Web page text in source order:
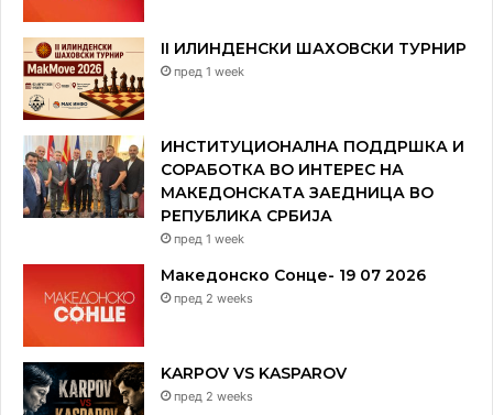
II ИЛИНДЕНСКИ ШАХОВСКИ ТУРНИР
пред 1 week
ИНСТИТУЦИОНАЛНА ПОДДРШКА И
СОРАБОТКА ВО ИНТЕРЕС НА
МАКЕДОНСКАТА ЗАЕДНИЦА ВО
РЕПУБЛИКА СРБИЈА
пред 1 week
Македонско Сонце- 19 07 2026
пред 2 weeks
KARPOV VS KASPAROV
пред 2 weeks